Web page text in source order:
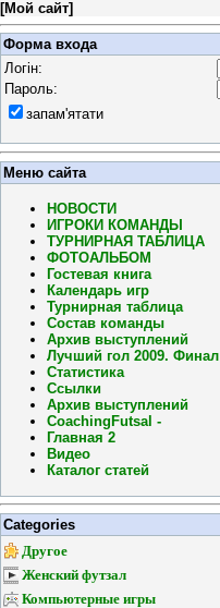
[Мой сайт]
Форма входа
Логін:
Пароль:
запам'ятати
Меню сайта
НОВОСТИ
ИГРОКИ КОМАНДЫ
ТУРНИРНАЯ ТАБЛИЦА
ФОТОАЛЬБОМ
Гостевая книга
Календарь игр
Турнирная таблица
Состав команды
Архив выступлений
Лучший гол 2009. Финал
Статистика
Ссылки
Архив выступлений
CoachingFutsal -
Главная 2
Видео
Каталог статей
Categories
Другое
Женский футзал
Компьютерные игры